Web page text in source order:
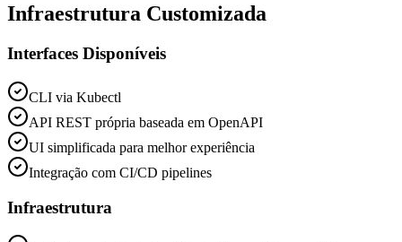
Infraestrutura Customizada
Interfaces Disponíveis
CLI via Kubectl
API REST própria baseada em OpenAPI
UI simplificada para melhor experiência
Integração com CI/CD pipelines
Infraestrutura